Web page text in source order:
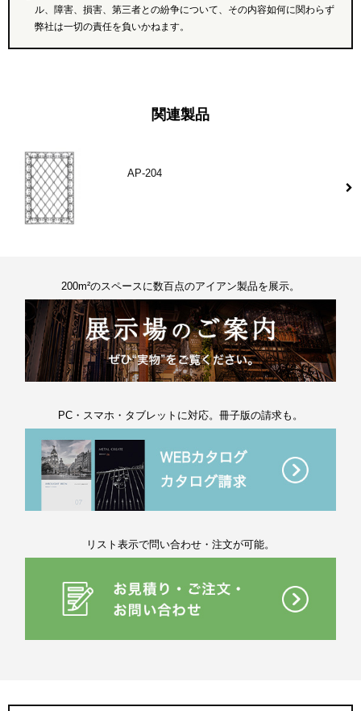
ル、障害、損害、第三者との紛争について、その内容如何に関わらず
弊社は一切の責任を負いかねます。
関連製品
AP-204
200m²のスペースに数百点のアイアン製品を展示。
PC・スマホ・タブレットに対応。冊子版の請求も。
リスト表示で問い合わせ・注文が可能。